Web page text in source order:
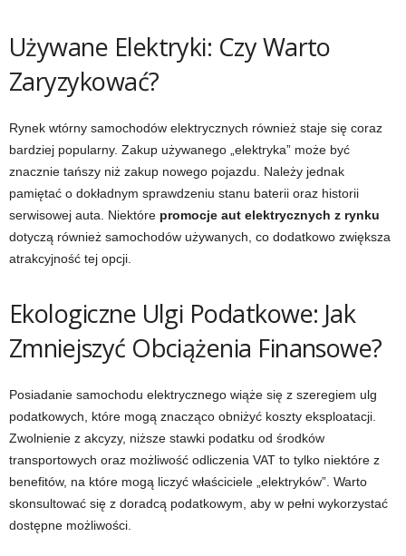
Używane Elektryki: Czy Warto
Zaryzykować?
Rynek wtórny samochodów elektrycznych również staje się coraz
bardziej popularny. Zakup używanego „elektryka” może być
znacznie tańszy niż zakup nowego pojazdu. Należy jednak
pamiętać o dokładnym sprawdzeniu stanu baterii oraz historii
serwisowej auta. Niektóre promocje aut elektrycznych z rynku
dotyczą również samochodów używanych, co dodatkowo zwiększa
atrakcyjność tej opcji.
Ekologiczne Ulgi Podatkowe: Jak
Zmniejszyć Obciążenia Finansowe?
Posiadanie samochodu elektrycznego wiąże się z szeregiem ulg
podatkowych, które mogą znacząco obniżyć koszty eksploatacji.
Zwolnienie z akcyzy, niższe stawki podatku od środków
transportowych oraz możliwość odliczenia VAT to tylko niektóre z
benefitów, na które mogą liczyć właściciele „elektryków”. Warto
skonsultować się z doradcą podatkowym, aby w pełni wykorzystać
dostępne możliwości.